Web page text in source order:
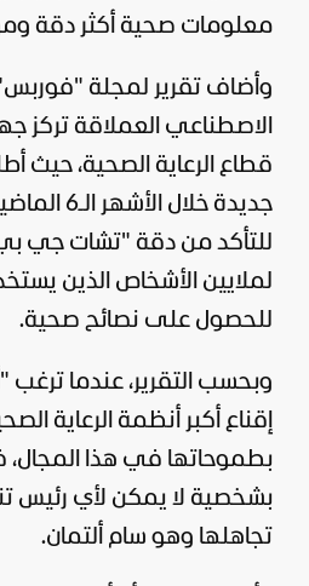
معلومات صحية أكثر دقة
وأضاف تقرير لمجلة "فوربس
الاصطناعي العملاقة تركز
جديدة
للتأكد من دقة "تشات جي
لملايين الأشخاص الذين
للحصول على نصائح صحية.
وبحسب التقرير، عندما
إقناع أكبر أنظمة الرعاية
بطموحاتها في هذا المجال،
بشخصية لا يمكن لأي
تجاهلها وهو سام ألتمان.